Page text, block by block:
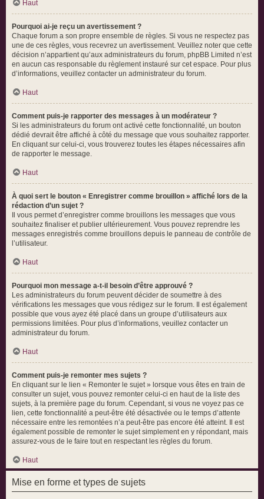
Haut
Pourquoi ai-je reçu un avertissement ?
Chaque forum a son propre ensemble de règles. Si vous ne respectez pas
une de ces règles, vous recevrez un avertissement. Veuillez noter que cette
décision n’appartient qu’aux administrateurs du forum, phpBB Limited n’est
en aucun cas responsable du règlement instauré sur cet espace. Pour plus
d’informations, veuillez contacter un administrateur du forum.
Haut
Comment puis-je rapporter des messages à un modérateur ?
Si les administrateurs du forum ont activé cette fonctionnalité, un bouton
dédié devrait être affiché à côté du message que vous souhaitez rapporter.
En cliquant sur celui-ci, vous trouverez toutes les étapes nécessaires afin
de rapporter le message.
Haut
À quoi sert le bouton « Enregistrer comme brouillon » affiché lors de la
rédaction d’un sujet ?
Il vous permet d’enregistrer comme brouillons les messages que vous
souhaitez finaliser et publier ultérieurement. Vous pouvez reprendre les
messages enregistrés comme brouillons depuis le panneau de contrôle de
l’utilisateur.
Haut
Pourquoi mon message a-t-il besoin d’être approuvé ?
Les administrateurs du forum peuvent décider de soumettre à des
vérifications les messages que vous rédigez sur le forum. Il est également
possible que vous ayez été placé dans un groupe d’utilisateurs aux
permissions limitées. Pour plus d’informations, veuillez contacter un
administrateur du forum.
Haut
Comment puis-je remonter mes sujets ?
En cliquant sur le lien « Remonter le sujet » lorsque vous êtes en train de
consulter un sujet, vous pouvez remonter celui-ci en haut de la liste des
sujets, à la première page du forum. Cependant, si vous ne voyez pas ce
lien, cette fonctionnalité a peut-être été désactivée ou le temps d’attente
nécessaire entre les remontées n’a peut-être pas encore été atteint. Il est
également possible de remonter le sujet simplement en y répondant, mais
assurez-vous de le faire tout en respectant les règles du forum.
Haut
Mise en forme et types de sujets